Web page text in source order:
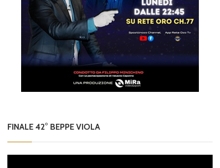
FINALE 42° BEPPE VIOLA